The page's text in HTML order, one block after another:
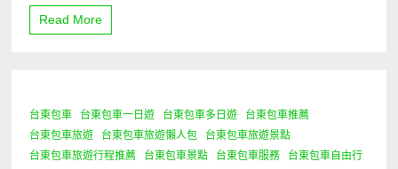
Read More
1 Minute
台東包車 台東包車一日遊 台東包車多日遊
台東包車推薦
台東包車旅遊
台東包車旅遊懶人包
台東包車旅遊景點
台東包車旅遊行程推薦
台東包車景點 台東包車服務
台東包車自由行